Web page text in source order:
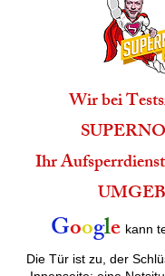
Wir bei
Ihr
Google kann
Die Tür ist zu, der